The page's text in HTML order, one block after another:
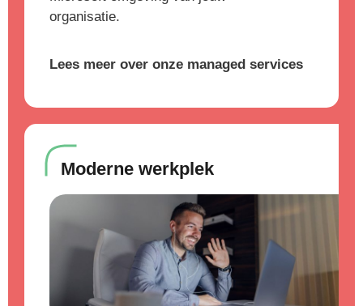
organisatie.
Lees meer over onze managed services
Moderne werkplek